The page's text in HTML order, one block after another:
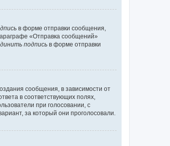
в форме отправки сообщения,
«Отправка сообщений»
подпись в форме отправки
сообщения, в зависимости от
в соответствующих полях,
при голосовании, с
за который они проголосовали.